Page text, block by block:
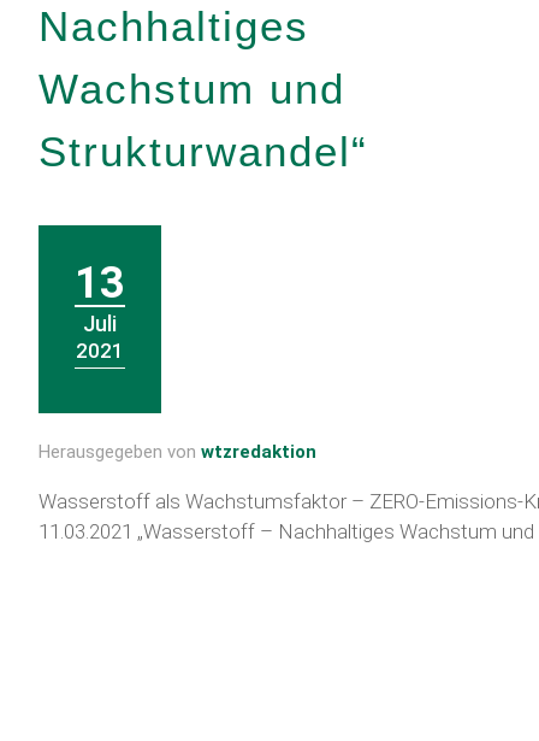
Nachhaltiges
Wachstum und
Strukturwandel“
13
Juli
2021
Herausgegeben von wtzredaktion
Wasserstoff als Wachstumsfaktor – ZERO-Emissions-
11.03.2021 „Wasserstoff – Nachhaltiges Wachstum